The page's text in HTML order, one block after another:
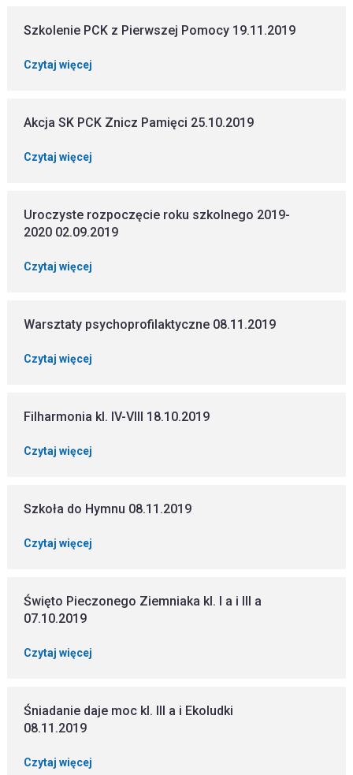
Szkolenie PCK z Pierwszej Pomocy 19.11.2019
Czytaj więcej
Akcja SK PCK Znicz Pamięci 25.10.2019
Czytaj więcej
Uroczyste rozpoczęcie roku szkolnego 2019-
2020 02.09.2019
Czytaj więcej
Warsztaty psychoprofilaktyczne 08.11.2019
Czytaj więcej
Filharmonia kl. IV-VIII 18.10.2019
Czytaj więcej
Szkoła do Hymnu 08.11.2019
Czytaj więcej
Święto Pieczonego Ziemniaka kl. I a i III a
07.10.2019
Czytaj więcej
Śniadanie daje moc kl. III a i Ekoludki
08.11.2019
Czytaj więcej